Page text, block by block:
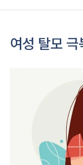
여성 탈모